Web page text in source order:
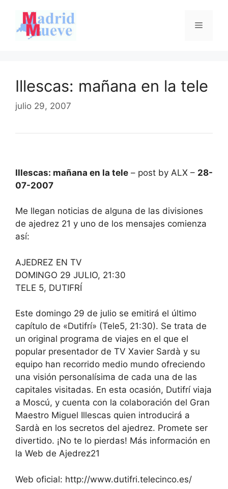
contenido
Menú
Illescas: mañana en la tele
julio 29, 2007
Illescas: mañana en la tele – post by ALX – 28-
07-2007
Me llegan noticias de alguna de las divisiones
de ajedrez 21 y uno de los mensajes comienza
así:
AJEDREZ EN TV
DOMINGO 29 JULIO, 21:30
TELE 5, DUTIFRÍ
Este domingo 29 de julio se emitirá el último
capítulo de «Dutifrí» (Tele5, 21:30). Se trata de
un original programa de viajes en el que el
popular presentador de TV Xavier Sardà y su
equipo han recorrido medio mundo ofreciendo
una visión personalísima de cada una de las
capitales visitadas. En esta ocasión, Dutifrí viaja
a Moscú, y cuenta con la colaboración del Gran
Maestro Miguel Illescas quien introducirá a
Sardà en los secretos del ajedrez. Promete ser
divertido. ¡No te lo pierdas! Más información en
la Web de Ajedrez21
Web oficial: http://www.dutifri.telecinco.es/